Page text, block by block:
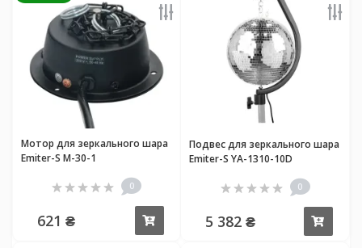
Мотор для зеркального шара
Emiter-S M-30-1
0
621 ₴
Подвес для зеркального шара
Emiter-S YA-1310-10D
0
5 382 ₴